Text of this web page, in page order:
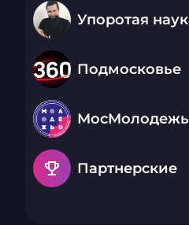
Подмосковье
МосМолодежь
emoji_events Партнерские